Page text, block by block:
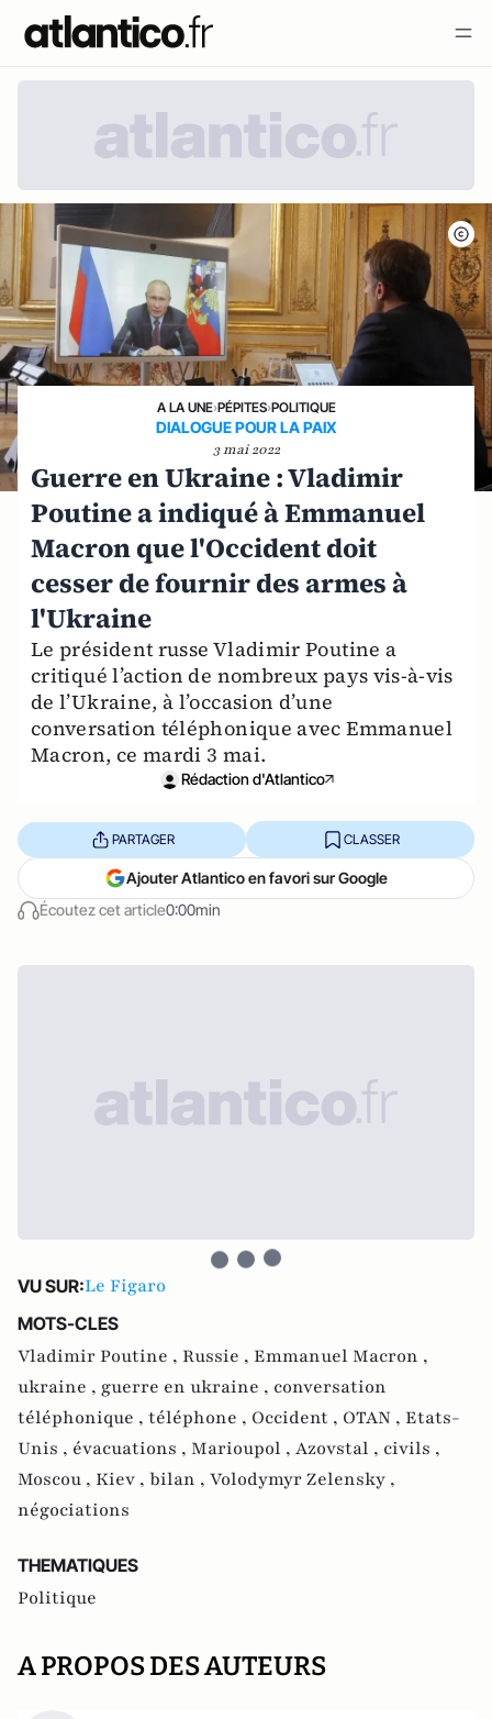
A LA UNE›PÉPITES›POLITIQUE
DIALOGUE POUR LA PAIX
3 mai 2022
Guerre en Ukraine : Vladimir
Poutine a indiqué à Emmanuel
Macron que l'Occident doit
cesser de fournir des armes à
l'Ukraine
Le président russe Vladimir Poutine a
critiqué l’action de nombreux pays vis-à-vis
de l’Ukraine, à l’occasion d’une
conversation téléphonique avec Emmanuel
Macron, ce mardi 3 mai.
Rédaction d'Atlantico
Écoutez cet article0:00min
PARTAGER CLASSER
Ajouter Atlantico en favori sur Google
VU SUR:Le Figaro
MOTS-CLES
Vladimir Poutine , Russie , Emmanuel Macron ,
ukraine , guerre en ukraine , conversation
téléphonique , téléphone , Occident , OTAN , Etats-
Unis , évacuations , Marioupol , Azovstal , civils ,
Moscou , Kiev , bilan , Volodymyr Zelensky ,
négociations
THEMATIQUES
Politique
A PROPOS DES AUTEURS